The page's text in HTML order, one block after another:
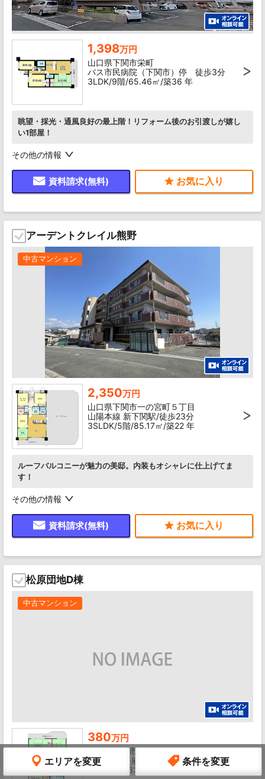
1,398万円
山口県下関市栄町
バス市民病院（下関市）停 徒歩3分
3LDK/9階/65.46㎡/築36 年
眺望・採光・通風良好の最上階！リフォーム後のお引渡しが嬉し
い1部屋！
その他の情報
資料請求(無料)
アーデントクレイル熊野
中古マンション
2,350万円
山口県下関市一の宮町５丁目
山陽本線 新下関駅/徒歩23分
3SLDK/5階/85.17㎡/築22 年
ルーフバルコニーが魅力の美邸。内装もオシャレに仕上げてま
す！
その他の情報
資料請求(無料)
松原団地D棟
中古マンション
380万円
山口県下関市長府東侍町
山陽本線 長府駅/徒歩38分
3LDK/2階/63.99㎡/築53 年
エリアを変更 条件を変更